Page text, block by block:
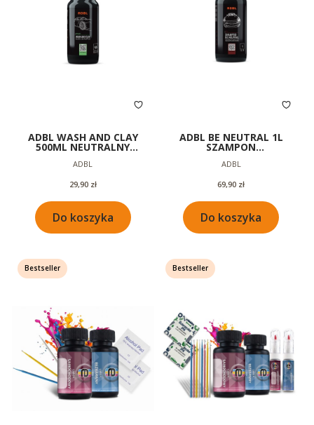
ADBL WASH AND CLAY
500ML NEUTRALNY
AUTA GLINKOWANIE
Producent
ADBL
Cena
29,90 zł
Do koszyka
ADBL BE NEUTRAL 1L
SZAMPON
NEUTRALNYM PH DO
Producent
ADBL
Cena
69,90 zł
Do koszyka
Bestseller Bestseller